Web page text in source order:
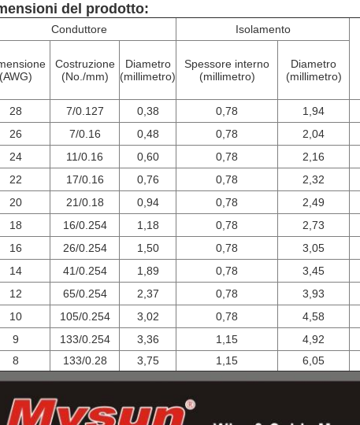
del prodotto:
Conduttore
Isolamento
(AWG)
Costruzione
(No./mm)
Diametro
(millimetro)
Spessore interno
(millimetro)
Diametro
(millimetro)
28 7/0.127 0,38 0,78 1,94
26
7/0.16 0,48 0,78 2,04
24
11/0.16 0,60 0,78 2,16
22
17/0.16 0,76 0,78 2,32
20
21/0.18 0,94 0,78 2,49
18
16/0.254 1,18 0,78 2,73
16
26/0.254 1,50 0,78 3,05
14
41/0.254 1,89 0,78 3,45
12
65/0.254 2,37 0,78 3,93
10
105/0.254 3,02 0,78 4,58
9
133/0.254 3,36 1,15 4,92
8
133/0.28 3,75 1,15 6,05